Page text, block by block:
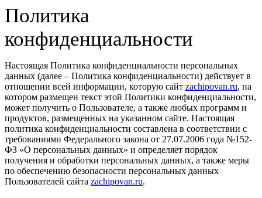
как-то с Евгением, обсудили все по телефону, и так
аппаратом, договорились что Евгений подъедет ко
мне на работу и проведем чип непосредственно на
в машине и затирали заводскую прошивку!
Чиповали форд фокус 3 125 лс на Моторсофт без
Евро-2, результаты порадовали более чем, пропали
стандартные дерганья на ПШ с первой на вторую,
появилась динамика авто, особенно на повышенных
оборотах, что может только порадовать, так как
моторы у ФФ3 задушены всякими нормами с
завода... Плюс прошили приборку, наконец-то
температура ОЖ показывает то что надо! Ну и само
собой активировали пару скрытых функций авто!
Хочу заметить, что при прошивке приборки,
Евгений заранее предупредил что заводские
Политика
конфиденциальности
Настоящая Политика конфиденциальности персональных
данных (далее – Политика конфиденциальности) действует в
отношении всей информации, которую сайт zachipovan.ru, на
котором размещен текст этой Политики конфиденциальности,
может получить о Пользователе, а также любых программ и
продуктов, размещенных на указанном сайте. Настоящая
политика конфиденциальности составлена в соответствии с
требованиями Федерального закона от 27.07.2006 года №152-
ФЗ «О персональных данных» и определяет порядок
получения и обработки персональных данных, а также меры
по обеспечению безопасности персональных данных
Пользователей сайта zachipovan.ru.